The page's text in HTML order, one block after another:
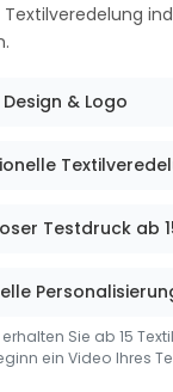
Design & Logo
Testdruck ab
Sie ab 15
ein Video Ihres